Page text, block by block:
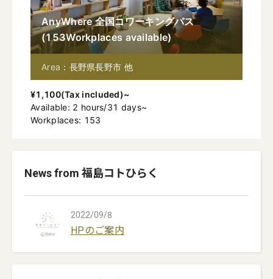
AnyWhere 全国コワーキングパス
(153Workplaces available)
Area：長野県長野市 他
¥1,100(Tax included)~
Available: 2 hours/31 days~
Workplaces: 153
News from 福島コトひらく
2022/09/8
HPのご案内